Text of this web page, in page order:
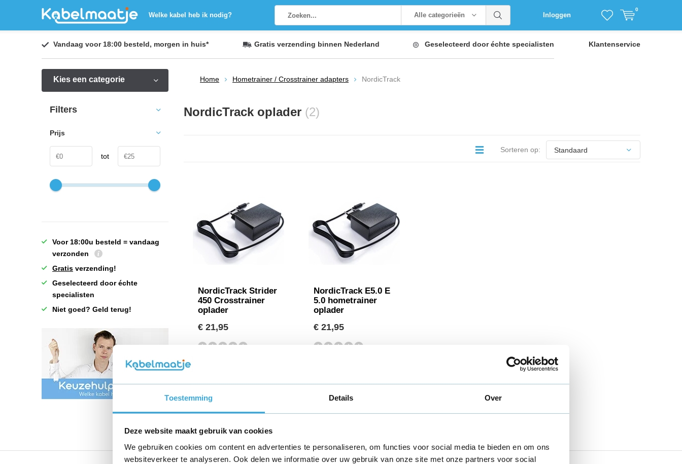
Toestemming Details Over
Deze website maakt gebruik van cookies
We gebruiken cookies om content en advertenties te personaliseren, om functies voor social media te bieden en om ons
websiteverkeer te analyseren. Ook delen we informatie over uw gebruik van onze site met onze partners voor social
Welke kabel heb ik nodig? Alle categorieën Inloggen
0
Vandaag voor 18:00 besteld, morgen in huis* Gratis verzending binnen Nederland Geselecteerd dooréchte specialisten Klantenservice
Kies een categorie Home Hometrainer / Crosstrainer adapters NordicTrack
NordicTrack oplader (2)
Sorteren op:
NordicTrack Strider
450 Crosstrainer
oplader
€ 21,95
NordicTrack E5.0 E
5.0 hometrainer
oplader
€ 21,95
Filters
Prijs
tot
Voor 18:00u besteld = vandaag
verzonden
Gratis verzending!
Geselecteerd door échte
specialisten
Niet goed? Geld terug!